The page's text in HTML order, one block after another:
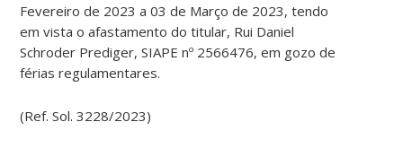
Fevereiro de 2023 a 03 de Março de 2023, tendo
em vista o afastamento do titular, Rui Daniel
Schroder Prediger, SIAPE nº 2566476, em gozo de
férias regulamentares.
(Ref. Sol. 3228/2023)